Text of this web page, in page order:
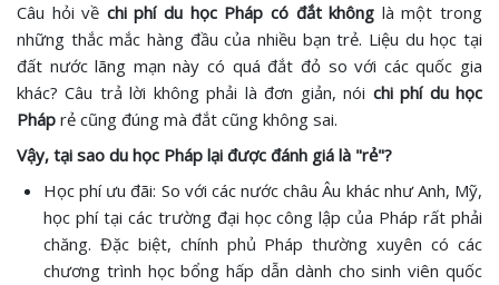
Câu hỏi về chi phí du học Pháp có đắt không là một trong
những thắc mắc hàng đầu của nhiều bạn trẻ. Liệu du học tại
đất nước lãng mạn này có quá đắt đỏ so với các quốc gia
khác? Câu trả lời không phải là đơn giản, nói chi phí du học
Pháp rẻ cũng đúng mà đắt cũng không sai.
Vậy, tại sao du học Pháp lại được đánh giá là "rẻ"?
Học phí ưu đãi: So với các nước châu Âu khác như Anh, Mỹ,
học phí tại các trường đại học công lập của Pháp rất phải
chăng. Đặc biệt, chính phủ Pháp thường xuyên có các
chương trình học bổng hấp dẫn dành cho sinh viên quốc